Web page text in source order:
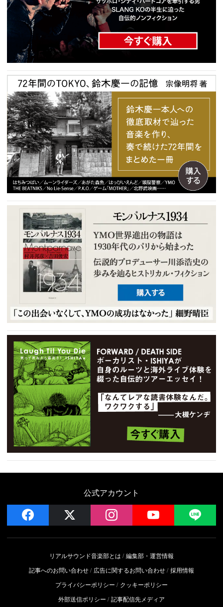
公式アカウント
facebook instagram YouTube
リアルサウンド音楽部とは
編集部・運営情報
記事へのお問い合わせ
広告に関するお問い合わせ 採用情報
プライバシーポリシー
クッキーポリシー
外部送信ポリシー
記事配信先メディア